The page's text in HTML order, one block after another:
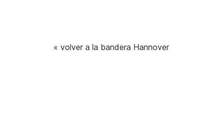
« volver a la bandera Hannover